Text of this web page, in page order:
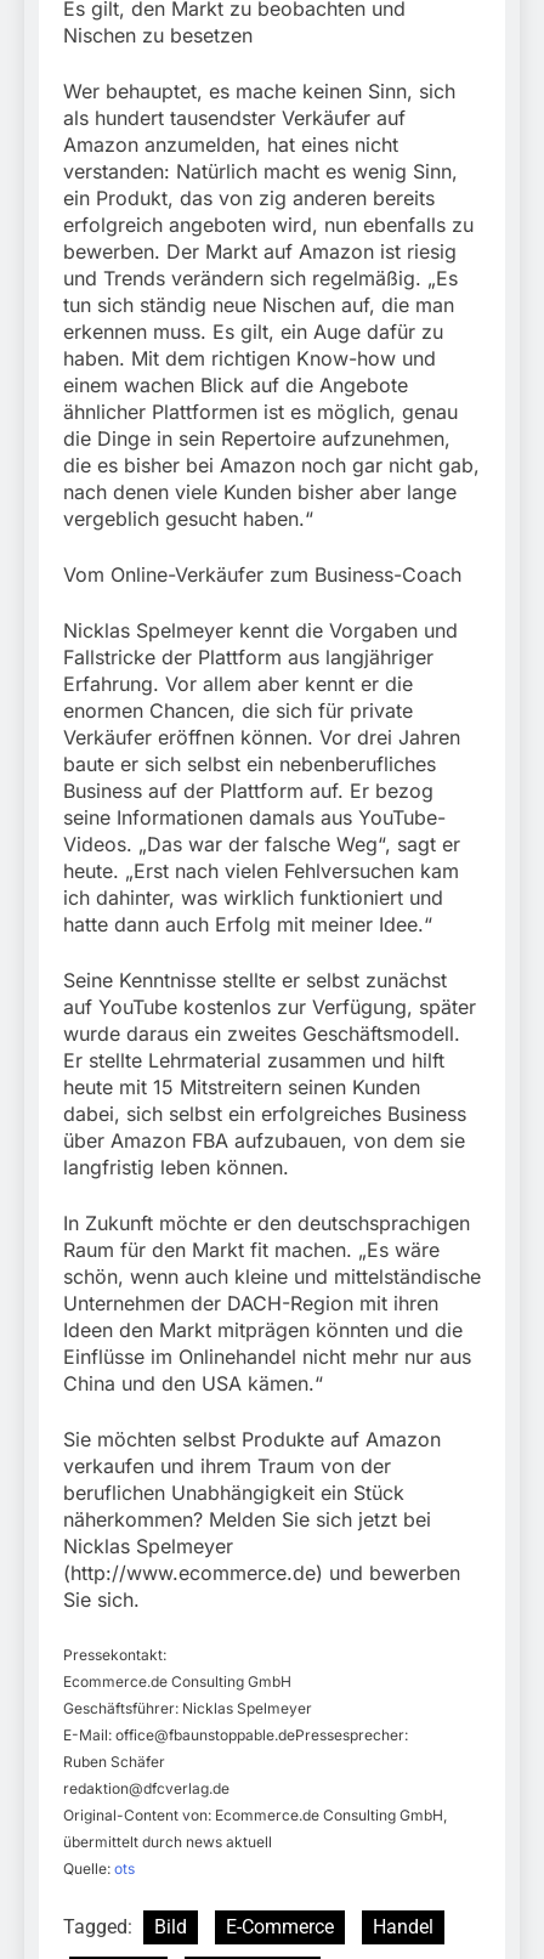
Es gilt, den Markt zu beobachten und
Nischen zu besetzen
Wer behauptet, es mache keinen Sinn, sich
als hundert tausendster Verkäufer auf
Amazon anzumelden, hat eines nicht
verstanden: Natürlich macht es wenig Sinn,
ein Produkt, das von zig anderen bereits
erfolgreich angeboten wird, nun ebenfalls zu
bewerben. Der Markt auf Amazon ist riesig
und Trends verändern sich regelmäßig. „Es
tun sich ständig neue Nischen auf, die man
erkennen muss. Es gilt, ein Auge dafür zu
haben. Mit dem richtigen Know-how und
einem wachen Blick auf die Angebote
ähnlicher Plattformen ist es möglich, genau
die Dinge in sein Repertoire aufzunehmen,
die es bisher bei Amazon noch gar nicht gab,
nach denen viele Kunden bisher aber lange
vergeblich gesucht haben.“
Vom Online-Verkäufer zum Business-Coach
Nicklas Spelmeyer kennt die Vorgaben und
Fallstricke der Plattform aus langjähriger
Erfahrung. Vor allem aber kennt er die
enormen Chancen, die sich für private
Verkäufer eröffnen können. Vor drei Jahren
baute er sich selbst ein nebenberufliches
Business auf der Plattform auf. Er bezog
seine Informationen damals aus YouTube-
Videos. „Das war der falsche Weg“, sagt er
heute. „Erst nach vielen Fehlversuchen kam
ich dahinter, was wirklich funktioniert und
hatte dann auch Erfolg mit meiner Idee.“
Seine Kenntnisse stellte er selbst zunächst
auf YouTube kostenlos zur Verfügung, später
wurde daraus ein zweites Geschäftsmodell.
Er stellte Lehrmaterial zusammen und hilft
heute mit 15 Mitstreitern seinen Kunden
dabei, sich selbst ein erfolgreiches Business
über Amazon FBA aufzubauen, von dem sie
langfristig leben können.
In Zukunft möchte er den deutschsprachigen
Raum für den Markt fit machen. „Es wäre
schön, wenn auch kleine und mittelständische
Unternehmen der DACH-Region mit ihren
Ideen den Markt mitprägen könnten und die
Einflüsse im Onlinehandel nicht mehr nur aus
China und den USA kämen.“
Sie möchten selbst Produkte auf Amazon
verkaufen und ihrem Traum von der
beruflichen Unabhängigkeit ein Stück
näherkommen? Melden Sie sich jetzt bei
Nicklas Spelmeyer
(http://www.ecommerce.de) und bewerben
Sie sich.
Pressekontakt:
Ecommerce.de Consulting GmbH
Geschäftsführer: Nicklas Spelmeyer
E-Mail: office@fbaunstoppable.dePressesprecher:
Ruben Schäfer
redaktion@dfcverlag.de
Original-Content von: Ecommerce.de Consulting GmbH,
übermittelt durch news aktuell
Quelle: ots
Tagged: Bild E-Commerce
Handel